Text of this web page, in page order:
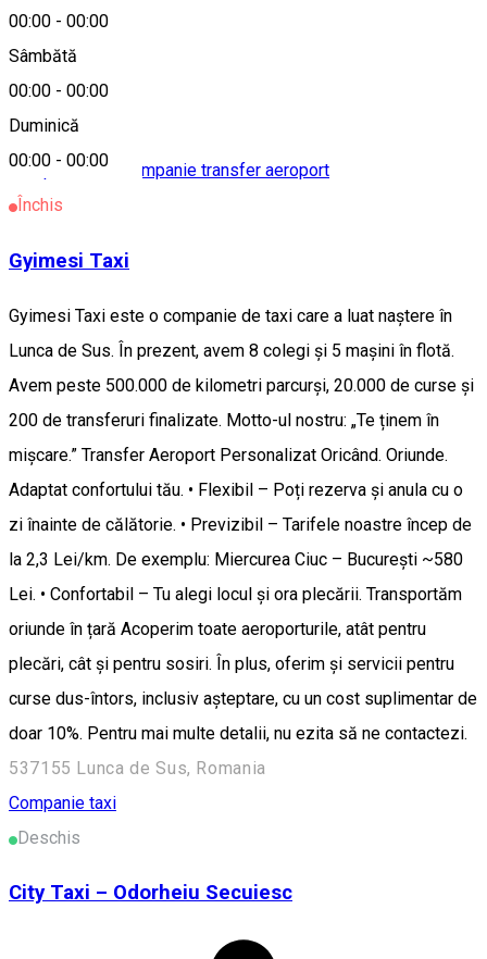
00:00 - 00:00
Sâmbătă
00:00 - 00:00
Duminică
00:00 - 00:00
Miercurea Ciuc
Alte sugestii
Companie taxi
Companie transfer aeroport
Închis
Gyimesi Taxi
Gyimesi Taxi este o companie de taxi care a luat naștere în
Lunca de Sus. În prezent, avem 8 colegi și 5 mașini în flotă.
Avem peste 500.000 de kilometri parcurși, 20.000 de curse și
200 de transferuri finalizate. Motto-ul nostru: „Te ținem în
mișcare.” Transfer Aeroport Personalizat Oricând. Oriunde.
Adaptat confortului tău. • Flexibil – Poți rezerva și anula cu o
zi înainte de călătorie. • Previzibil – Tarifele noastre încep de
la 2,3 Lei/km. De exemplu: Miercurea Ciuc – București ~580
Lei. • Confortabil – Tu alegi locul și ora plecării. Transportăm
oriunde în țară Acoperim toate aeroporturile, atât pentru
plecări, cât și pentru sosiri. În plus, oferim și servicii pentru
curse dus-întors, inclusiv așteptare, cu un cost suplimentar de
doar 10%. Pentru mai multe detalii, nu ezita să ne contactezi.
537155 Lunca de Sus, Romania
Companie taxi
Deschis
City Taxi – Odorheiu Secuiesc